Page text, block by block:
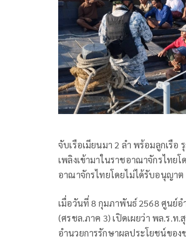
จับเรือเมียนมา 2 ลำ พร้อมลูกเรื
เพลิงเข้ามาในราชอาณาจักรไทย
อาณาจักรไทยโดยไม่ได้รับอนุญาต
เมื่อวันที่ 8 กุมภาพันธ์ 2568 ศูนย์
(ศรชล.ภาค 3) เปิดเผยว่า พล.ร.
อำนวยการรักษาผลประโยชน์ของ